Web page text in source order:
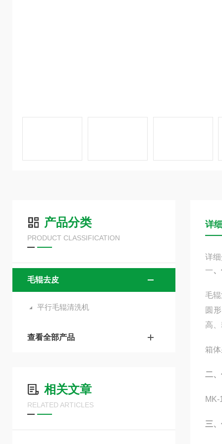
产品分类
PRODUCT CLASSIFICATION
毛辊去皮
平行毛辊清洗机
查看全部产品
相关文章
RELATED ARTICLES
详
详
一
毛
圆
高
箱
二
三